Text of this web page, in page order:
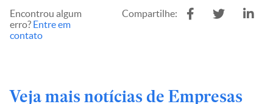
Encontrou algum
erro? Entre em
contato
Compartilhe:
Veja mais notícias de Empresas